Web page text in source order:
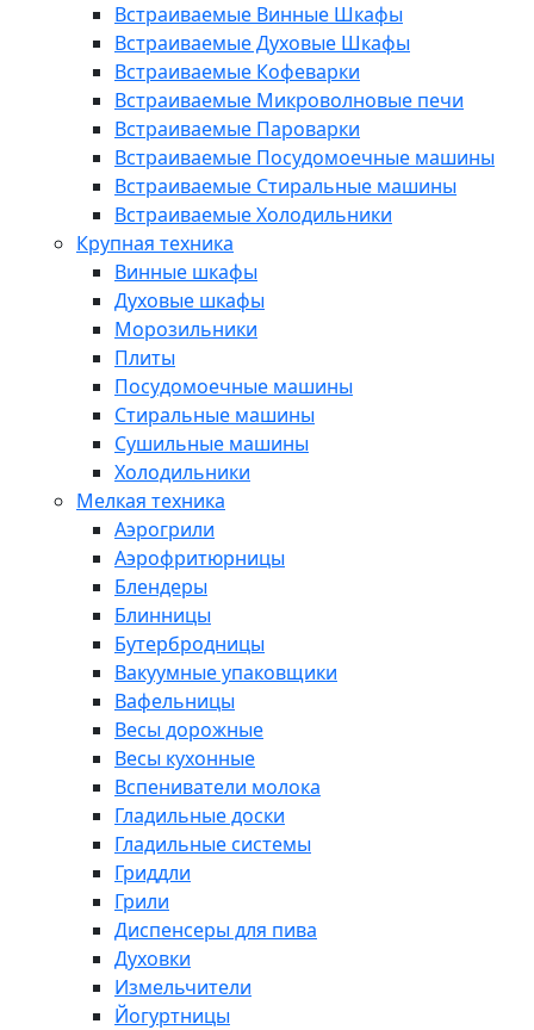
Встраиваемые Винные Шкафы
Встраиваемые Духовые Шкафы
Встраиваемые Кофеварки
Встраиваемые Микроволновые печи
Встраиваемые Пароварки
Встраиваемые Посудомоечные машины
Встраиваемые Стиральные машины
Встраиваемые Холодильники
Крупная техника
Винные шкафы
Духовые шкафы
Морозильники
Плиты
Посудомоечные машины
Стиральные машины
Сушильные машины
Холодильники
Мелкая техника
Аэрогрили
Аэрофритюрницы
Блендеры
Блинницы
Бутербродницы
Вакуумные упаковщики
Вафельницы
Весы дорожные
Весы кухонные
Вспениватели молока
Гладильные доски
Гладильные системы
Гриддли
Грили
Диспенсеры для пива
Духовки
Измельчители
Йогуртницы